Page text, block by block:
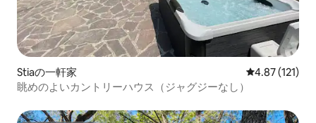
Stiaの一軒家 レビュー121
4.87 (121)
眺めのよいカントリーハウス（ジャグジーなし）